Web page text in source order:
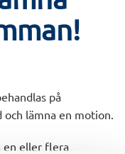
på
och lämna en motion.
en eller flera